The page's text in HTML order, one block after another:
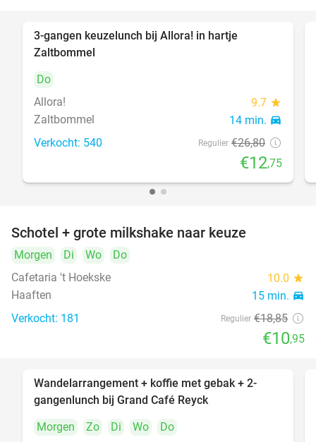
3-gangen keuzelunch bij Allora! in hartje
Zaltbommel
Do
Allora!
9.7 star
Zaltbommel 14 min. directions_car
Verkocht: 540 Regulier €26,80
€12,75
Schotel + grote milkshake naar keuze
Morgen Di Wo
Do
Cafetaria 't Hoekske
10.0 star
Haaften 15 min. directions_car
Verkocht: 181 Regulier €18,85
€10,95
Wandelarrangement + koffie met gebak + 2-
gangenlunch bij Grand Café Reyck
Morgen
Zo Di Wo
Do